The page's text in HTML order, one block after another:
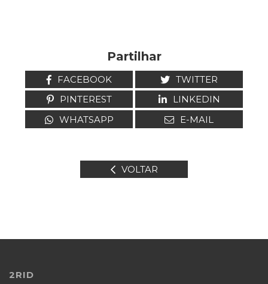
Partilhar
FACEBOOK
TWITTER
PINTEREST
LINKEDIN
WHATSAPP
E-MAIL
VOLTAR
2RID